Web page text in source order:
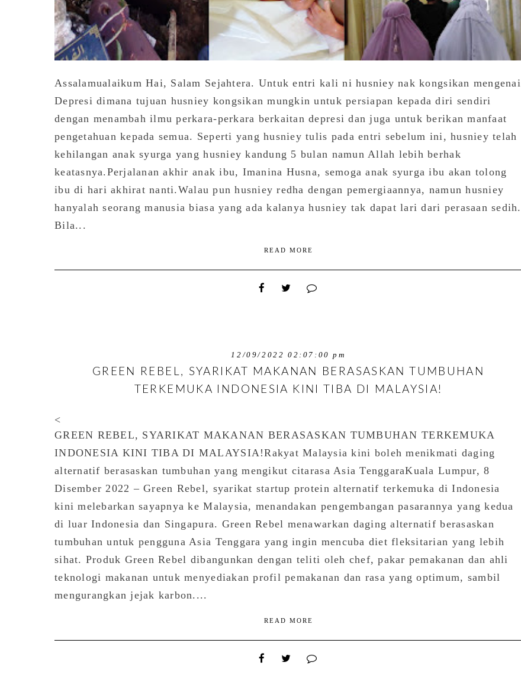
Assalamualaikum Hai, Salam Sejahtera. Untuk entri kali ni husniey nak kongsikan mengenai
Depresi dimana tujuan husniey kongsikan mungkin untuk persiapan kepada diri sendiri
dengan menambah ilmu perkara-perkara berkaitan depresi dan juga untuk berikan manfaat
pengetahuan kepada semua. Seperti yang husniey tulis pada entri sebelum ini, husniey telah
kehilangan anak syurga yang husniey kandung 5 bulan namun Allah lebih berhak
keatasnya.Perjalanan akhir anak ibu, Imanina Husna, semoga anak syurga ibu akan tolong
ibu di hari akhirat nanti.Walau pun husniey redha dengan pemergiaannya, namun husniey
hanyalah seorang manusia biasa yang ada kalanya husniey tak dapat lari dari perasaan sedih.
Bila...
READ MORE
12/09/2022 02:07:00 pm
GREEN REBEL, SYARIKAT MAKANAN BERASASKAN TUMBUHAN
TERKEMUKA INDONESIA KINI TIBA DI MALAYSIA!
<
GREEN REBEL, SYARIKAT MAKANAN BERASASKAN TUMBUHAN TERKEMUKA
INDONESIA KINI TIBA DI MALAYSIA!Rakyat Malaysia kini boleh menikmati daging
alternatif berasaskan tumbuhan yang mengikut citarasa Asia TenggaraKuala Lumpur, 8
Disember 2022 – Green Rebel, syarikat startup protein alternatif terkemuka di Indonesia
kini melebarkan sayapnya ke Malaysia, menandakan pengembangan pasarannya yang kedua
di luar Indonesia dan Singapura. Green Rebel menawarkan daging alternatif berasaskan
tumbuhan untuk pengguna Asia Tenggara yang ingin mencuba diet fleksitarian yang lebih
sihat. Produk Green Rebel dibangunkan dengan teliti oleh chef, pakar pemakanan dan ahli
teknologi makanan untuk menyediakan profil pemakanan dan rasa yang optimum, sambil
mengurangkan jejak karbon....
READ MORE